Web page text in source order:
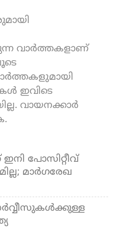
വാർത്തകളാണ്
ഇവിടെ
വായനക്കാർ
പോസിറ്റീവ്
മാര്‍ഗരേഖ